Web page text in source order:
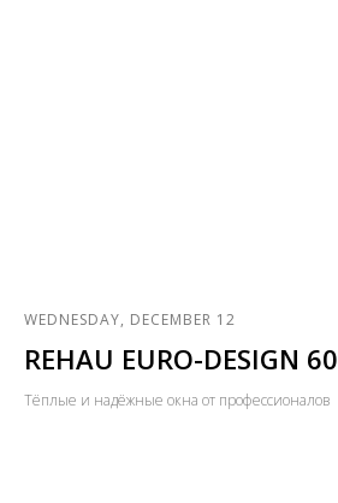
WEDNESDAY, DECEMBER 12
REHAU EURO-DESIGN 60
Тёплые и надёжные окна от профессионалов